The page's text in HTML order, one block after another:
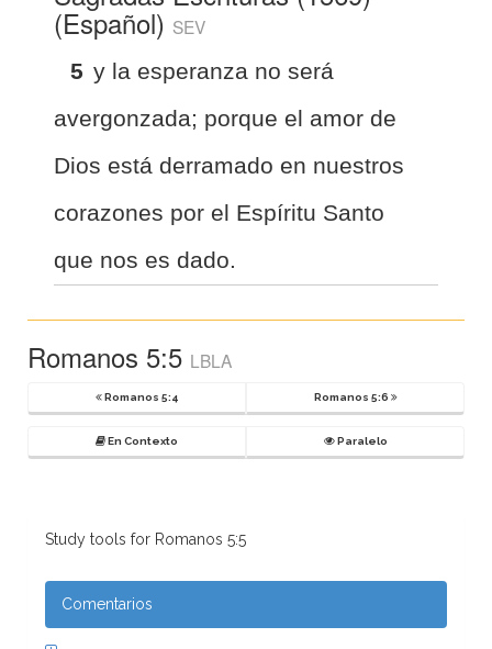
(Español) SEV
5 y la esperanza no será
avergonzada; porque el amor de
Dios está derramado en nuestros
corazones por el Espíritu Santo
que nos es dado.
Romanos 5:5 LBLA
Romanos 5:4 Romanos 5:6
En Contexto Paralelo
Study tools for Romanos 5:5
Comentarios